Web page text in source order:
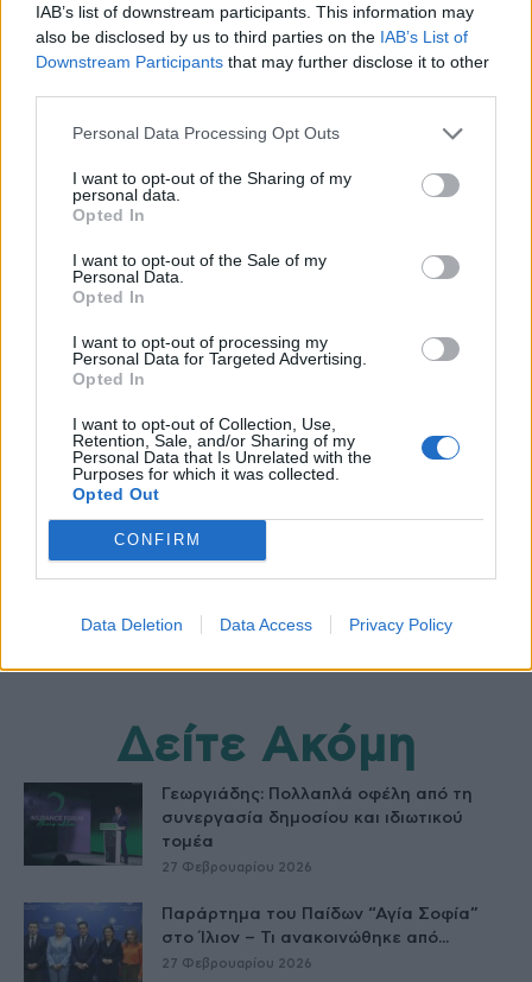
IAB’s list of downstream participants. This information may
also be disclosed by us to third parties on the IAB’s List of
Downstream Participants that may further disclose it to other
Personal Data Processing Opt Outs
I want to opt-out of the Sharing of my
personal data.
Opted In
I want to opt-out of the Sale of my
Personal Data.
Opted In
I want to opt-out of processing my
Personal Data for Targeted Advertising.
Opted In
I want to opt-out of Collection, Use,
Retention, Sale, and/or Sharing of my
Personal Data that Is Unrelated with the
Purposes for which it was collected.
Opted Out
CONFIRM
Data Deletion Data Access Privacy Policy
μελέτες μπορούν να ενταχθούν ασθενείς
Ελληνική Εταιρεία Γονιδιακής Θεραπείας και Αναγεννητικής Ιατρικής
θεραπείες με βλαστοκύτταρα
HS Team
Δείτε Ακόμη
Γεωργιάδης: Πολλαπλά οφέλη από τη
συνεργασία δημοσίου και ιδιωτικού
τομέα
27 Φεβρουαρίου 2026
Παράρτημα του Παίδων “Αγία Σοφία”
στο Ίλιον – Τι ανακοινώθηκε από...
27 Φεβρουαρίου 2026